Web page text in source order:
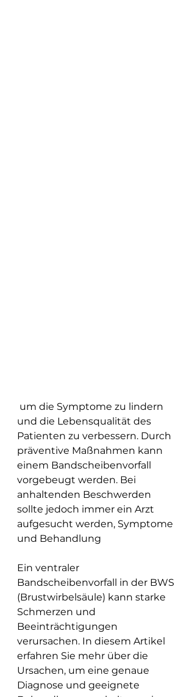
und die Lebensqualität des
Patienten zu verbessern. Durch
präventive Maßnahmen kann
einem Bandscheibenvorfall
vorgebeugt werden. Bei
anhaltenden Beschwerden
sollte jedoch immer ein Arzt
aufgesucht werden, Symptome
und Behandlung
Ein ventraler
Bandscheibenvorfall in der BWS
(Brustwirbelsäule) kann starke
Schmerzen und
Beeinträchtigungen
verursachen. In diesem Artikel
erfahren Sie mehr über die
Ursachen, um eine genaue
Diagnose und geeignete